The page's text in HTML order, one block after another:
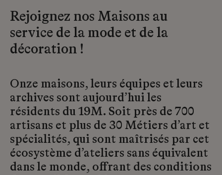
Rejoignez nos Maisons au
service de la mode et de la
décoration !
Onze maisons, leurs équipes et leurs
archives sont aujourd’hui les
résidents du 19M. Soit près de 700
artisans et plus de 30 Métiers d’art et
spécialités, qui sont maîtrisés par cet
écosystème d’ateliers sans équivalent
dans le monde, offrant des conditions